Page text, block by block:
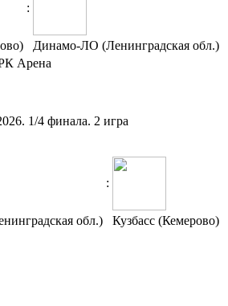
:
Динамо-ЛО (Ленинградская обл.)
Арена
1/4 финала. 2 игра
:
обл.) Кузбасс (Кемерово)